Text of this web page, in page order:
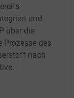
und
über die
des
nach